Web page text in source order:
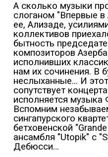
А сколько музыки
слоганом "Впервые
ее, Ализаде,
коллективов
бытность
композиторов
исполнивших
нам их сочинения. В
неслыханные... И
сопутствует
исполняется музыка
Вспомним
сингапурского
бетховенской
ансамбля "Utopik" с
Дебюсси…